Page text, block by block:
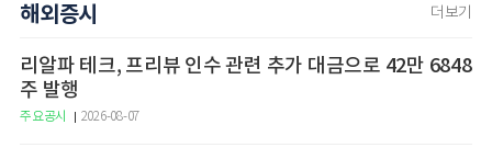
해외증시 더보기
리알파 테크, 프리뷰 인수 관련 추가 대금으로 42만 6848
주 발행
주요공시 2026-08-07